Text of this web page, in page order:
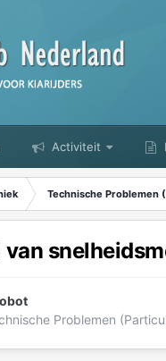
Activiteit
Technische Problemen
Problemen